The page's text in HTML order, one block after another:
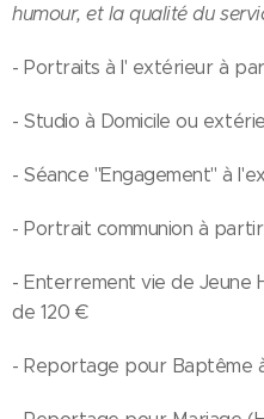
humour, et la qualité du
- Portraits à l' extérieur à
- Studio à Domicile ou
- Séance "Engagement" à
- Portrait communion à
- Enterrement vie de Jeune
de 120 €
- Reportage pour Baptême